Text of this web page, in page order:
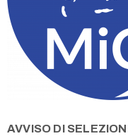
AVVISO DI